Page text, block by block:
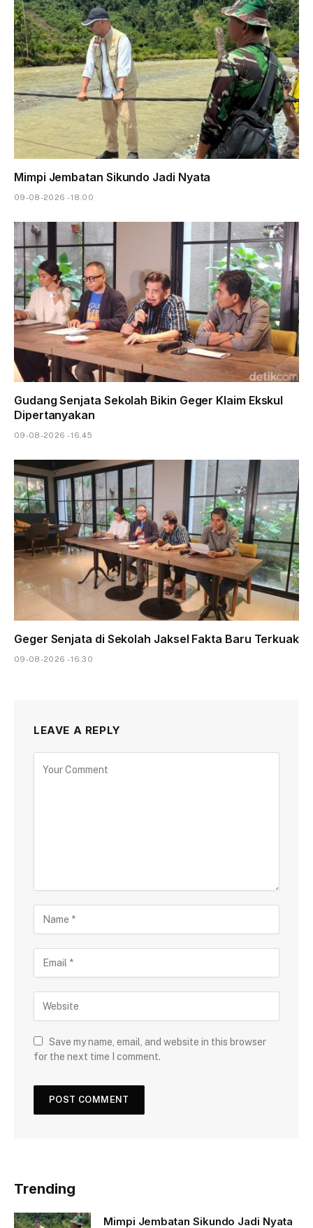
Mimpi Jembatan Sikundo Jadi Nyata
09-08-2026 - 18.00
Gudang Senjata Sekolah Bikin Geger Klaim Ekskul
Dipertanyakan
09-08-2026 - 16.45
Geger Senjata di Sekolah Jaksel Fakta Baru Terkuak
09-08-2026 - 16.30
LEAVE A REPLY
Save my name, email, and website in this browser
for the next time I comment.
Trending
Mimpi Jembatan Sikundo Jadi Nyata